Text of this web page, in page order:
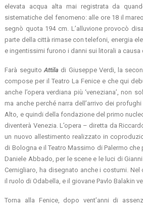
elevata acqua alta mai registrata da
sistematiche del fenomeno: alle ore 18 il
segnò quota 194 cm. L’alluvione provocò
parte della città rimase con telefoni, energia
e ingentissimi furono i danni sui litorali a
Farà seguitoAttila di Giuseppe Verdi, la
compose per il Teatro La Fenice e che qui
anche l’opera verdiana più ‘veneziana’, non
ma anche perché narra dell’arrivo dei
Alto, e quindi della fondazione del primo
diventerà Venezia. L’opera – diretta da
un nuovo allestimento realizzato in
di Bologna e il Teatro Massimo di Palermo
Daniele Abbado, per le scene e le luci di
Cernigliaro, ha disegnato anche i costumi. Nel
il ruolo di Odabella, e il giovane Pavlo Balakin
Torna alla Fenice, dopo vent’anni di